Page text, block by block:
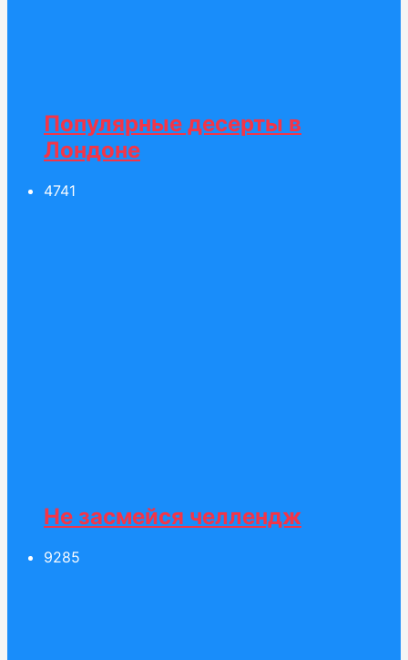
Популярные десерты в
Лондоне
4741
Не засмейся челлендж
9285